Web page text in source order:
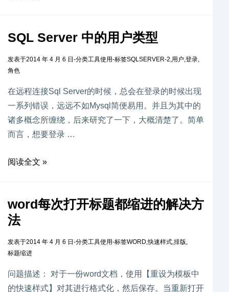
SQL Server 中的用户类型
发表于2014 年 4 月 6 日 -分类工具使用-标签SQLSERVER-2,用户,登录,
角色
在远程连接Sql Server的时候，总会在登录的时候出现
一系列错误，远远不如Mysql简便易用。并且为其中的
诸多概念所缠绕，后来研究了一下，大概清楚了。简单
而言，想要登录 …
阅读全文 »
word每次打开标题都缩进的解决方
法
发表于2014 年 4 月 6 日 -分类工具使用-标签WORD,快速样式,排版,
标题缩进
问题描述： 对于一份word文档，使用【重设为模板中
的快速样式】对其进行格式化，然后保存。当重新打开